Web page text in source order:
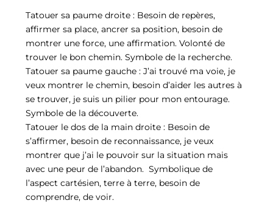
Tatouer sa paume droite : Besoin de repères,
affirmer sa place, ancrer sa position, besoin de
montrer une force, une affirmation. Volonté de
trouver le bon chemin. Symbole de la recherche.
Tatouer sa paume gauche : J’ai trouvé ma voie, je
veux montrer le chemin, besoin d’aider les autres à
se trouver, je suis un pilier pour mon entourage.
Symbole de la découverte.
Tatouer le dos de la main droite : Besoin de
s’affirmer, besoin de reconnaissance, je veux
montrer que j’ai le pouvoir sur la situation mais
avec une peur de l’abandon. Symbolique de
l’aspect cartésien, terre à terre, besoin de
comprendre, de voir.